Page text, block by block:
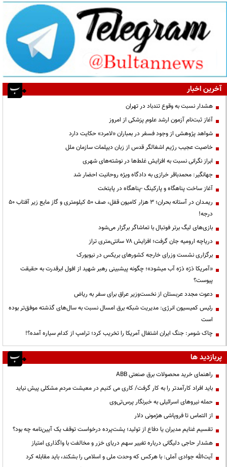
آخرین اخبار
هشدار نسبت به وقوع تندباد در تهران
آغاز ثبت‌نام آزمون ارشد علوم پزشکی از امروز
شواهد پژوهشی از وجود فسفر در بمباران «لامرد» حکایت دارد
خاصیت عجیب رژیم اشغالگر قدس از زبان دیپلمات سازمان ملل
ابراز نگرانی نسبت به افزایش غلط‌ها در نوشته‌های شهری
جهانگیر: محمدباقر خرازی به دادگاه ویژه روحانیت احضار شد
آغاز ساخت پناهگاه و پارکینگ -پناهگاه در پایتخت
ریمـدان در آستانه بحران؛ ۳ هزار کامیون قفل، صف ۵۰ کیلومتری و گاز مایع زیر آفتاب ۵۰
درجه!
بازی‌های لیگ برتر فوتبال با تماشاگر برگزار می‌شود
دریاچه ارومیه جان گرفت؛ افزایش ۷۸ سانتی‌متری تراز
برگزاری نشست وزرای خارجه کشورهای بریکس در نیویورک
«آمریکا ذرّه ذرّه آب میشود»؛ چگونه پیشبینی رهبر شهید از افول ابرقدرت به حقیقت
پیوست؟
دعوت مجدد عربستان از نخست‌وزیر عراق برای سفر به ریاض
رئیس کمیسیون انرژی: مدیریت شبکه برق امسال نسبت به سال‌های گذشته موفق‌تر بوده
است
چاک شومر: جنگ ایران اشتغال آمریکا را تخریب کرد؛ ترامپ از کدام سیاره آمده؟!
پربازدید ها
راهنمای خرید محصولات برق صنعتی ABB
باید افراد کارآمدتر را به کار گرفت/ کاری می کنیم در معیشت مردم مشکلی پیش نیاید
حمله نیروهای اسرائیلی به خبرنگار پرس‌تی‌وی
از التماس تا فروپاشی هژمونی دلار
تقسیم غنایم مدیران یا دفاع از تولید؛ پشت‌پرده درخواست توقف یک آیین‌نامه چه بود؟
هشدار حاجی دلیگانی درباره تغییر سهم دریای خزر و مخالفت با واگذاری امتیاز
آیت‌الله جوادی آملی: با هرکس که وحدت ملی و اسلامی را بشکند، باید مقابله کرد